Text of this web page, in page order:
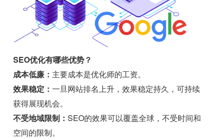
SEO优化有哪些优势？
成本低廉： 主要成本是优化师的工资。
效果稳定：一旦网站排名上升，效果稳定持久，可持续
获得展现机会。
不受地域限制：SEO的效果可以覆盖全球，不受时间和
空间的限制。